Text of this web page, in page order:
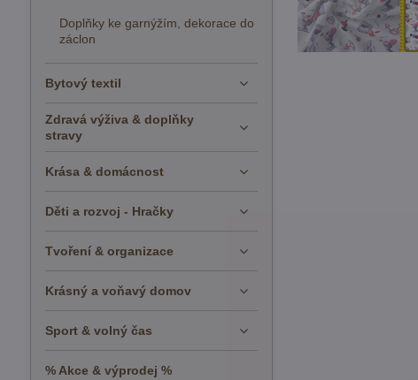
Doplňky ke garnýžím, dekorace do
záclon
Bytový textil
Zdravá výživa & doplňky
stravy
Krása & domácnost
Děti a rozvoj - Hračky
Tvoření & organizace
Krásný a voňavý domov
Sport & volný čas
% Akce & výprodej %